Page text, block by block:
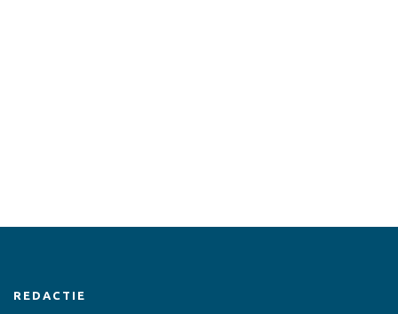
REDACTIE